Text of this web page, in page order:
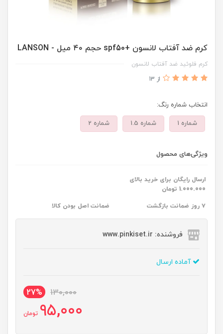
کرم ضد آفتاب لانسون +spf50 حجم ۴۰ میل - LANSON
کرم فلوئید ضد آفتاب لانسون
از 13
انتخاب شماره رنگ:
شماره 1 شماره 1.5 شماره 2
ویژگی‌های محصول
ارسال رایگان برای خرید بالای
1.000.000 تومان
۷ روز ضمانت بازگشت ضمانت اصل بودن کالا
فروشنده: www.pinkiset.ir
آماده ارسال
130,000
27%
95,000 تومان